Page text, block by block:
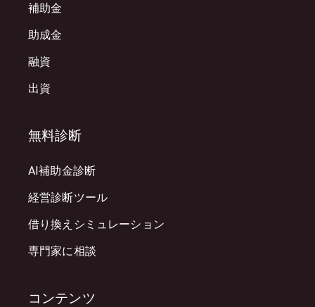
補助金
助成金
融資
出資
無料診断
AI補助金診断
経営診断ツール
借り換えシミュレーション
専門家に相談
コンテンツ